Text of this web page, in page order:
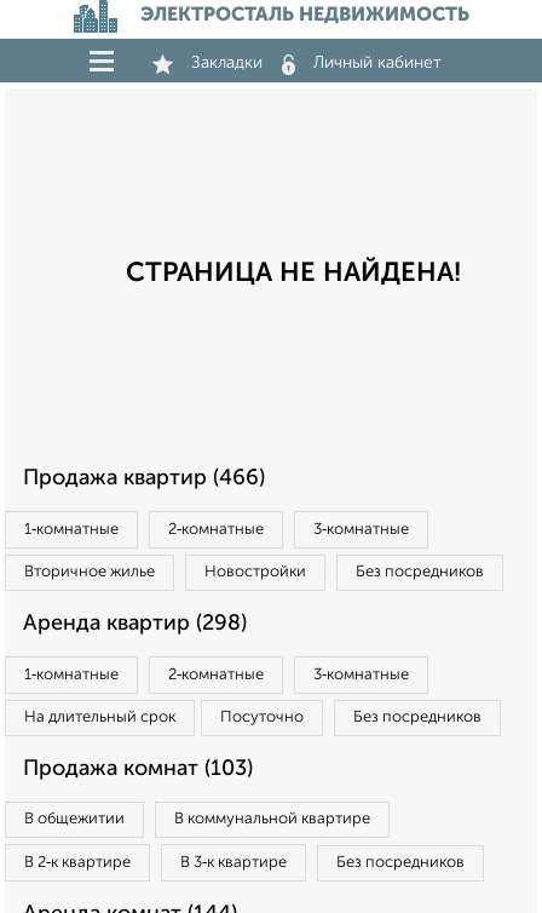
ЭЛЕКТРОСТАЛЬ НЕДВИЖИМОСТЬ
Закладки Личный кабинет
СТРАНИЦА НЕ НАЙДЕНА!
Продажа квартир (466)
1‑комнатные 2‑комнатные 3‑комнатные
Вторичное жилье Новостройки Без посредников
Аренда квартир (298)
1‑комнатные 2‑комнатные 3‑комнатные
На длительный срок Посуточно Без посредников
Продажа комнат (103)
В общежитии В коммунальной квартире
В 2‑к квартире В 3‑к квартире Без посредников